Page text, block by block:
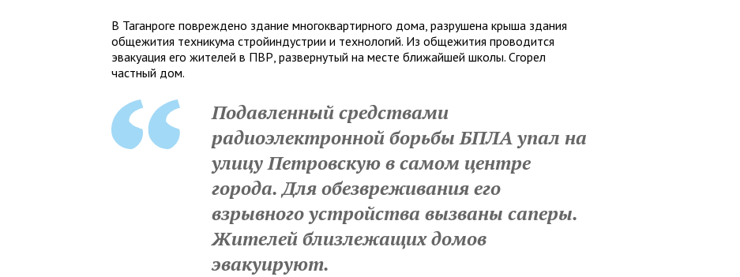
В Таганроге повреждено здание многоквартирного дома, разрушена крыша здания
общежития техникума стройиндустрии и технологий. Из общежития проводится
эвакуация его жителей в ПВР, развернутый на месте ближайшей школы. Сгорел
частный дом.
Подавленный средствами
радиоэлектронной борьбы БПЛА упал на
улицу Петровскую в самом центре
города. Для обезвреживания его
взрывного устройства вызваны саперы.
Жителей близлежащих домов
эвакуируют.